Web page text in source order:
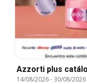
14/08/2026-30/08/2026